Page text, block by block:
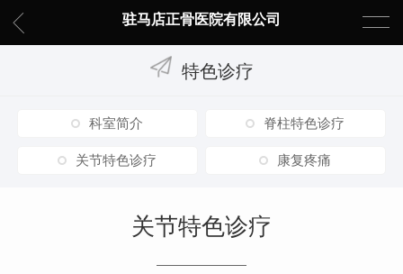
驻马店正骨医院有限公司
特色诊疗
科室简介 脊柱特色诊疗
关节特色诊疗 康复疼痛
关节特色诊疗